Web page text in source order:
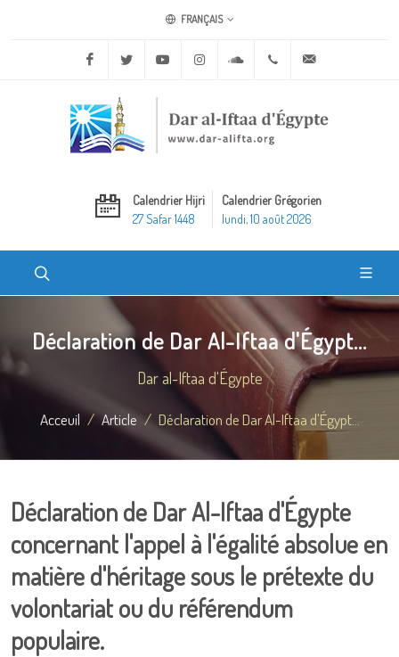
FRANÇAIS
Facebook Twitter Youtube Instagram Soundcloud+20 2 25970400
Calendrier Hijri
27 Safar 1448
Calendrier Grégorien
lundi, 10 août 2026
Déclaration de Dar Al-Iftaa d'Égypt...
Dar al-Iftaa d'Égypte
Acceuil Article Déclaration de Dar Al-Iftaa d'Égypt...
Déclaration de Dar Al-Iftaa d'Égypte
concernant l'appel à l'égalité absolue en
matière d'héritage sous le prétexte du
volontariat ou du référendum
populaire.